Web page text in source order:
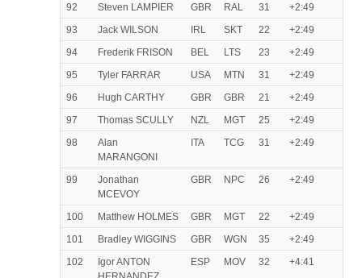
92
Steven LAMPIER GBR RAL 31
+2:49
93
Jack WILSON IRL SKT 22
+2:49
94
Frederik FRISON BEL LTS 23
+2:49
95
Tyler FARRAR USA MTN 31
+2:49
96
Hugh CARTHY GBR GBR 21
+2:49
97
Thomas SCULLY NZL MGT 25
+2:49
98
Alan
MARANGONI
ITA TCG 31 +2:49
99
Jonathan
MCEVOY
GBR NPC 26 +2:49
100 Matthew HOLMES GBR MGT 22
+2:49
101
Bradley WIGGINS GBR WGN 35
+2:49
102
Igor ANTON
ESP MOV 32 +4:41